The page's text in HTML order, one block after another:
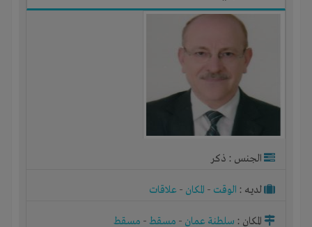
الجنس : ذكر
لديـه : الوقت - المكان - علاقات
المكان : سلطنة عمان - مسقط- مسقط